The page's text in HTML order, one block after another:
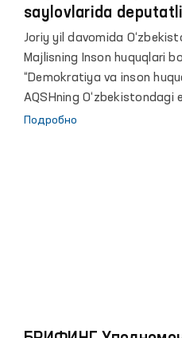
saylovlarida
qatnashish
bo‘yicha seminar-
etilmoqda
Joriy yil davomida
Majlisning Inson huquqlari
“Demokratiya va inson
AQSHning O‘zbekistondagi
ko‘magida qator seminar-
Подробно